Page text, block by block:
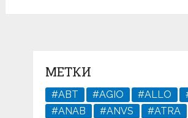
МЕТКИ
#ABT #AGIO #ALLO
#ANAB
#ANVS
#ATRA